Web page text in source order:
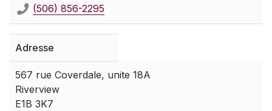
(506) 856-2295
Adresse
567 rue Coverdale, unite 18A
Riverview
E1B 3K7